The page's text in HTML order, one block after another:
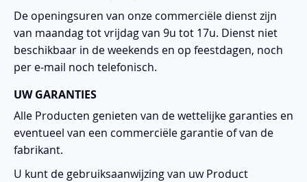
De openingsuren van onze commerciële dienst zijn
van maandag tot vrijdag van 9u tot 17u. Dienst niet
beschikbaar in de weekends en op feestdagen, noch
per e-mail noch telefonisch.
UW GARANTIES
Alle Producten genieten van de wettelijke garanties en
eventueel van een commerciële garantie of van de
fabrikant.
U kunt de gebruiksaanwijzing van uw Product